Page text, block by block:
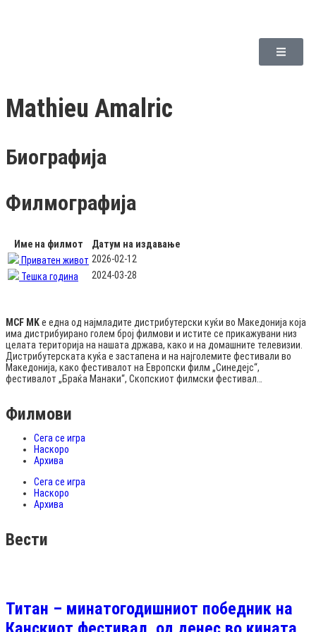
Mathieu Amalric
Биографија
Филмографија
Име на филмот
Датум на издавање
Приватен живот 2026-02-12
Тешка година
2024-03-28
MCF MKе една од најмладите дистрибутерски куќи во Македонија која
има дистрибуирано голем број филмови и истите се прикажувани низ
целата територија на нашата држава, како и на домашните телевизии.
Дистрибутерската куќа е застапена и на најголемите фестивали во
Македонија, како фестивалот на Европски филм „Синедејс“,
фестивалот „Браќа Манаки“, Скопскиот филмски фестивал…
Филмови
Сега се игра
Наскоро
Архива
Сега се игра
Наскоро
Архива
Вести
Титан – минатогодишниот победник на